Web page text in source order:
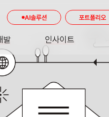
발 인사이트
INSIGHT
AI솔루션 포트폴리오